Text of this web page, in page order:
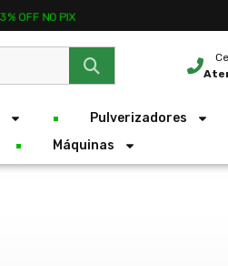
3% OFF NO PIX
Pulverizadores
Máquinas